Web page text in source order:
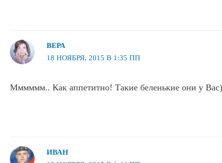
ВЕРА
18 НОЯБРЯ, 2015 В 1:35 ПП
Мммммм.. Как аппетитно! Такие беленькие они у Вас)
ИВАН